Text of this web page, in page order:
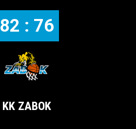
82 : 76
KK ZABOK